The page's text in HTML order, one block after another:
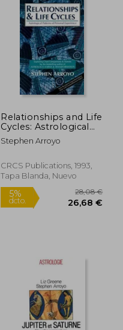
dcto.
Relationships and Life
Cycles: Astrological
Patterns of Personal
Experience (en
Stephen Arroyo
CRCS Publications, 1993,
Tapa Blanda, Nuevo